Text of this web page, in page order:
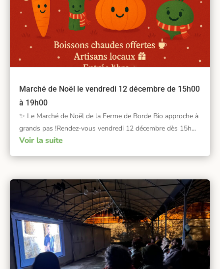
Marché de Noël le vendredi 12 décembre de 15h00
à 19h00
✨ Le Marché de Noël de la Ferme de Borde Bio approche à
grands pas !Rendez-vous vendredi 12 décembre dès 15h...
Voir la suite